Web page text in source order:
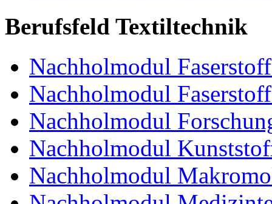
Berufsfeld Textiltechnik
Nachholmodul
Nachholmodul
Nachholmodul
Nachholmodul
Nachholmodul